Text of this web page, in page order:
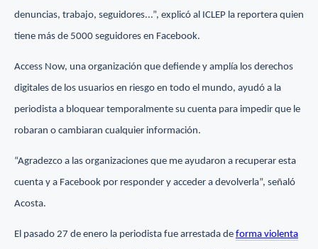
denuncias, trabajo, seguidores...”, explicó al ICLEP la reportera quien
tiene más de 5000 seguidores en Facebook.
Access Now, una organización que defiende y amplía los derechos
digitales de los usuarios en riesgo en todo el mundo, ayudó a la
periodista a bloquear temporalmente su cuenta para impedir que le
robaran o cambiaran cualquier información.
“Agradezco a las organizaciones que me ayudaron a recuperar esta
cuenta y a Facebook por responder y acceder a devolverla”, señaló
Acosta.
El pasado 27 de enero la periodista fue arrestada de forma violenta